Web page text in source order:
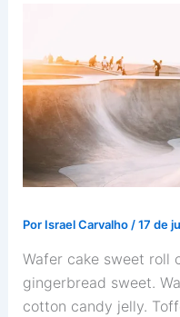
Por Israel Carvalho/17 de
Wafer cake sweet roll
gingerbread sweet.
cotton candy jelly.